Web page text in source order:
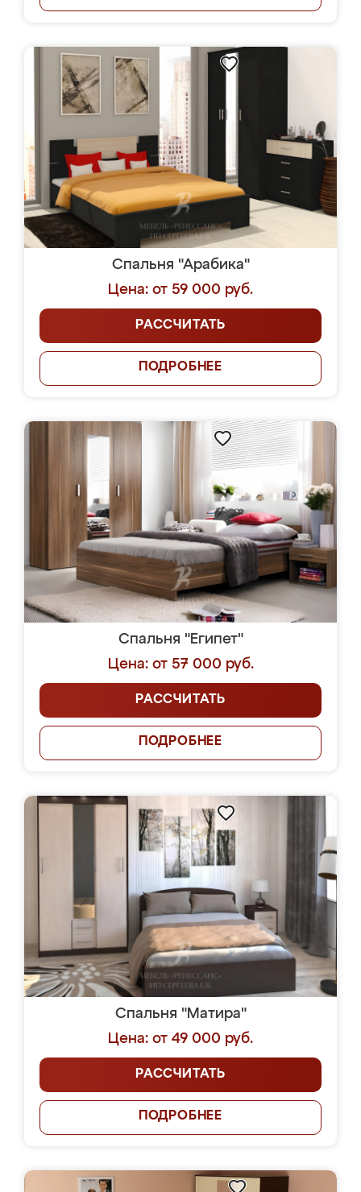
Спальня "Арабика"
Цена: от 59 000 руб.
РАССЧИТАТЬ
ПОДРОБНЕЕ
Спальня "Египет"
Цена: от 57 000 руб.
РАССЧИТАТЬ
ПОДРОБНЕЕ
Спальня "Матира"
Цена: от 49 000 руб.
РАССЧИТАТЬ
ПОДРОБНЕЕ